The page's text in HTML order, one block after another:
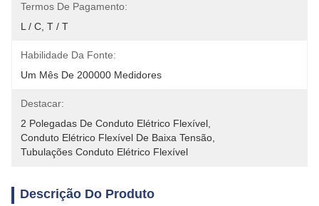
Termos De Pagamento:
L / C, T / T
Habilidade Da Fonte:
Um Mês De 200000 Medidores
Destacar:
2 Polegadas De Conduto Elétrico Flexível
Conduto Elétrico Flexível De Baixa Tensão
Tubulações Conduto Elétrico Flexível
Descrição Do Produto